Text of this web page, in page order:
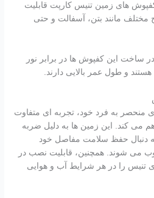
های زمین تنیس کارپت قابلیت
مانند بتن، آسفالت و حتی
ساخت این کفپوش ها در برابر نور
و طول عمر بالایی دارند.
منحصر به فرد خود، تجربه ای متفاوت
می کند. این زمین ها به دلیل ضربه
به دنبال حفظ سلامت مفاصل خود
می شوند. همچنین، قابلیت نصب در
تنیس را در هر شرایط آب و هوایی